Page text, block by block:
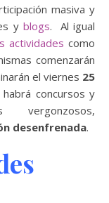
masiva y
y blogs. Al igual
actividades como
comenzarán
el viernes 25
concursos y
vergonzosos,
desenfrenada.